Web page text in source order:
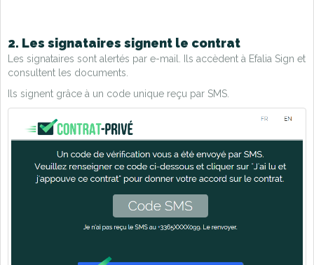
2. Les signataires signent le contrat
Les signataires sont alertés par e-mail. Ils accèdent à Efalia Sign et
consultent les documents.
Ils signent grâce à un code unique reçu par SMS.